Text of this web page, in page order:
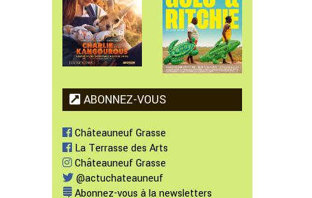
ABONNEZ-VOUS
Châteauneuf Grasse
La Terrasse des Arts
Châteauneuf Grasse
@actuchateauneuf
Abonnez-vous à la newsletters